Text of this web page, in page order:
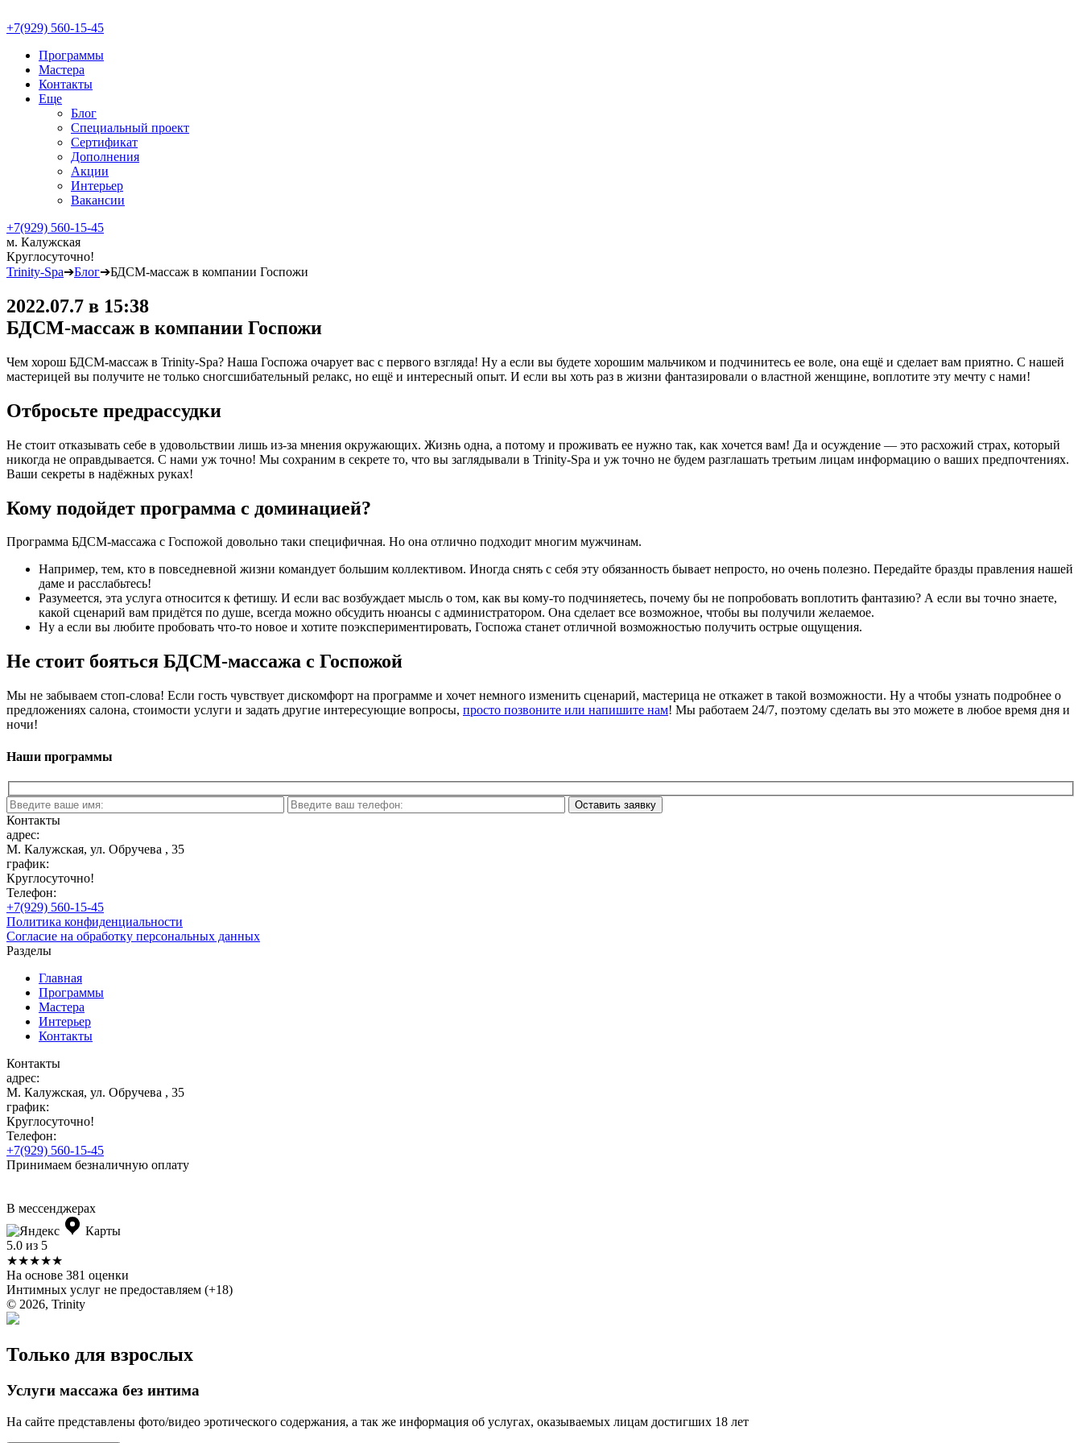
+7(929) 560-15-45
Программы
Мастера
Контакты
Еще
Блог
Специальный проект
Сертификат
Дополнения
Акции
Интерьер
Вакансии
+7(929) 560-15-45
м. Калужская
Круглосуточно!
Trinity-Spa➔Блог➔БДСМ-массаж в компании Госпожи
2022.07.7 в 15:38
БДСМ-массаж в компании Госпожи
Чем хорош БДСМ-массаж в Trinity-Spa? Наша Госпожа очарует вас с первого взгляда! Ну а если вы будете хорошим мальчиком и подчинитесь ее воле, она ещё и сделает вам приятно. С нашей
мастерицей вы получите не только сногсшибательный релакс, но ещё и интересный опыт. И если вы хоть раз в жизни фантазировали о властной женщине, воплотите эту мечту с нами!
Отбросьте предрассудки
Не стоит отказывать себе в удовольствии лишь из-за мнения окружающих. Жизнь одна, а потому и проживать ее нужно так, как хочется вам! Да и осуждение — это расхожий страх, который
никогда не оправдывается. С нами уж точно! Мы сохраним в секрете то, что вы заглядывали в Trinity-Spa и уж точно не будем разглашать третьим лицам информацию о ваших предпочтениях.
Ваши секреты в надёжных руках!
Кому подойдет программа с доминацией?
Программа БДСМ-массажа с Госпожой довольно таки специфичная. Но она отлично подходит многим мужчинам.
Например, тем, кто в повседневной жизни командует большим коллективом. Иногда снять с себя эту обязанность бывает непросто, но очень полезно. Передайте бразды правления нашей
даме и расслабьтесь!
Разумеется, эта услуга относится к фетишу. И если вас возбуждает мысль о том, как вы кому-то подчиняетесь, почему бы не попробовать воплотить фантазию? А если вы точно знаете,
какой сценарий вам придётся по душе, всегда можно обсудить нюансы с администратором. Она сделает все возможное, чтобы вы получили желаемое.
Ну а если вы любите пробовать что-то новое и хотите поэкспериментировать, Госпожа станет отличной возможностью получить острые ощущения.
Не стоит бояться БДСМ-массажа с Госпожой
Мы не забываем стоп-слова! Если гость чувствует дискомфорт на программе и хочет немного изменить сценарий, мастерица не откажет в такой возможности. Ну а чтобы узнать подробнее о
предложениях салона, стоимости услуги и задать другие интересующие вопросы, просто позвоните или напишите нам! Мы работаем 24/7, поэтому сделать вы это можете в любое время дня и
ночи!
Наши программы
Контакты
адрес:
М. Калужская, ул. Обручева , 35
график:
Круглосуточно!
Телефон:
+7(929) 560-15-45
Политика конфиденциальности
Согласие на обработку персональных данных
Разделы
Главная
Программы
Мастера
Интерьер
Контакты
Контакты
адрес:
М. Калужская, ул. Обручева , 35
график:
Круглосуточно!
Телефон:
+7(929) 560-15-45
Принимаем безналичную оплату
В мессенджерах
Карты
5.0 из 5
★★★★★
На основе 381 оценки
Интимных услуг не предоставляем (+18)
© 2026, Trinity
Только для взрослых
Услуги массажа без интима
На сайте представлены фото/видео эротического содержания, а так же информация об услугах, оказываемых лицам достигших 18 лет